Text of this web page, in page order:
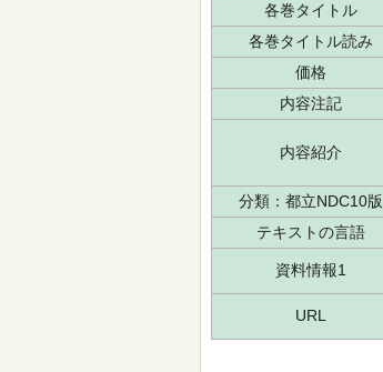
各巻タイトル
各巻タイトル読み
価格
内容注記
内容紹介
分類：都立NDC10版
テキストの言語
資料情報1
URL